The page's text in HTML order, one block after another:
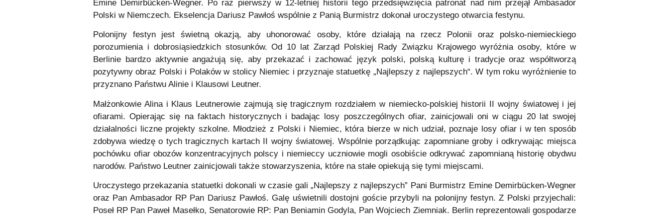
Emine Demirbücken-Wegner. Po raz pierwszy w 12-letniej historii tego przedsięwzięcia patronat nad nim przejął Ambasador
Polski w Niemczech. Ekselencja Dariusz Pawłoś wspólnie z Panią Burmistrz dokonał uroczystego otwarcia festynu.
Polonijny festyn jest świetną okazją, aby uhonorować osoby, które działają na rzecz Polonii oraz polsko-niemieckiego
porozumienia i dobrosiąsiedzkich stosunków. Od 10 lat Zarząd Polskiej Rady Związku Krajowego wyróżnia osoby, które w
Berlinie bardzo aktywnie angażują się, aby przekazać i zachować język polski, polską kulturę i tradycje oraz współtworzą
pozytywny obraz Polski i Polaków w stolicy Niemiec i przyznaje statuetkę „Najlepszy z najlepszych“. W tym roku wyróżnienie to
przyznano Państwu Alinie i Klausowi Leutner.
Małżonkowie Alina i Klaus Leutnerowie zajmują się tragicznym rozdziałem w niemiecko-polskiej historii II wojny światowej i jej
ofiarami. Opierając się na faktach historycznych i badając losy poszczególnych ofiar, zainicjowali oni w ciągu 20 lat swojej
działalności liczne projekty szkolne. Młodzież z Polski i Niemiec, która bierze w nich udział, poznaje losy ofiar i w ten sposób
zdobywa wiedzę o tych tragicznych kartach II wojny światowej. Wspólnie porządkując zapomniane groby i odkrywając miejsca
pochówku ofiar obozów konzentracyjnych polscy i niemieccy uczniowie mogli osobiście odkrywać zapomnianą historię obydwu
narodów. Państwo Leutner zainicjowali także stowarzyszenia, które na stałe opiekują się tymi miejscami.
Uroczystego przekazania statuetki dokonali w czasie gali „Najlepszy z najlepszych” Pani Burmistrz Emine Demirbücken-Wegner
oraz Pan Ambasador RP Pan Dariusz Pawłoś. Galę uświetnili dostojni goście przybyli na polonijny festyn. Z Polski przyjechali:
Poseł RP Pan Paweł Masełko, Senatorowie RP: Pan Beniamin Godyla, Pan Wojciech Ziemniak. Berlin reprezentowali gospodarze